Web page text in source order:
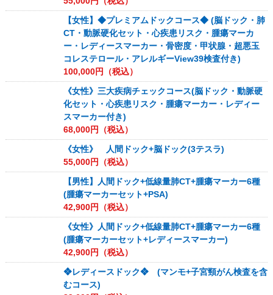
【女性】◆プレミアムドックコース◆ (脳ドック・肺
CT・動脈硬化セット・心疾患リスク・腫瘍マーカ
ー・レディースマーカー・骨密度・甲状腺・超悪玉
コレステロール・アレルギーView39検査付き)
100,000円（税込）
《女性》三大疾病チェックコース(脳ドック・動脈硬
化セット・心疾患リスク・腫瘍マーカー・レディー
スマーカー付き)
68,000円（税込）
《女性》 人間ドック+脳ドック(3テスラ)
55,000円（税込）
【男性】人間ドック+低線量肺CT+腫瘍マーカー6種
(腫瘍マーカーセット+PSA)
42,900円（税込）
《女性》人間ドック+低線量肺CT+腫瘍マーカー6種
(腫瘍マーカーセット+レディースマーカー)
42,900円（税込）
❖レディースドック❖ (マンモ+子宮頸がん検査を含
むコース)